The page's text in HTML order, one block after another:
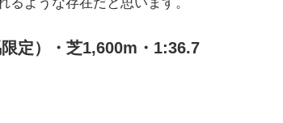
定）・芝1,600m・1:36.7